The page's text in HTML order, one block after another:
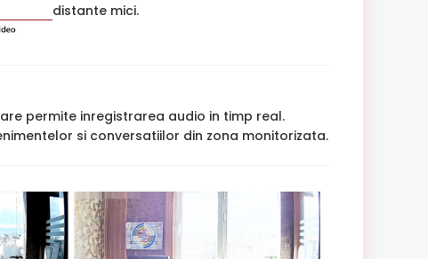
distante mici.
permite inregistrarea audio in timp real.
si conversatiilor din zona monitorizata.